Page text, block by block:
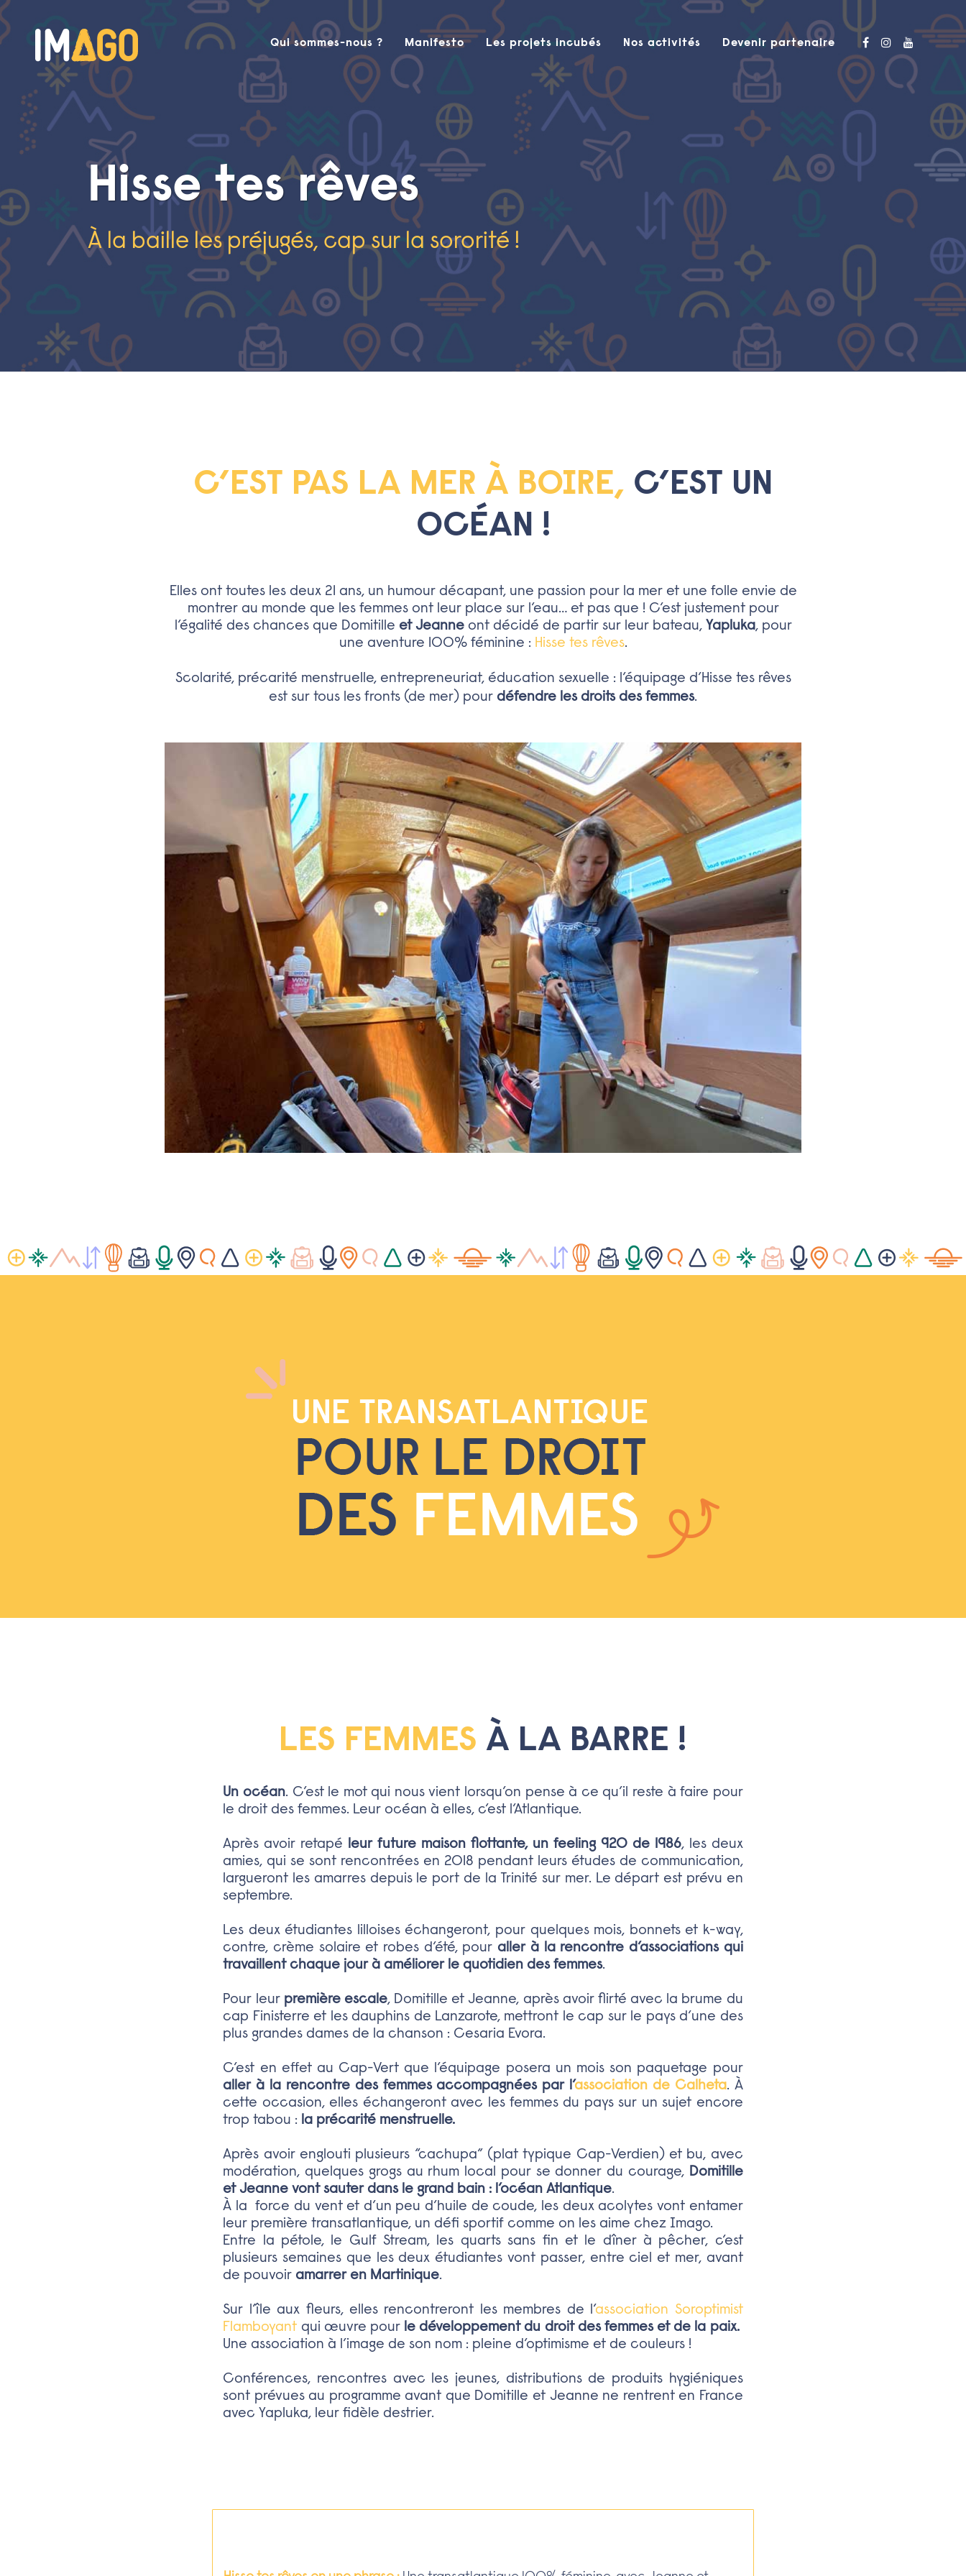
Qui sommes-nous ? Manifesto Les projets incubés Nos activités Devenir partenaire
Hisse tes rêves
À la baille les préjugés, cap sur la sororité !
C’EST PAS LA MER À BOIRE, C’EST UN
OCÉAN !
Elles ont toutes les deux 21 ans, un humour décapant, une passion pour la mer et une folle envie de
montrer au monde que les femmes ont leur place sur l’eau… et pas que ! C’est justement pour
l’égalité des chances que Domitille et Jeanneont décidé de partir sur leur bateau, Yapluka, pour
une aventure 100% féminine : Hisse tes rêves.
Scolarité, précarité menstruelle, entrepreneuriat, éducation sexuelle : l’équipage d’Hisse tes rêves
est sur tous les fronts (de mer) pour défendre les droits des femmes.
LES FEMMES À LA BARRE !
Un océan. C’est le mot qui nous vient lorsqu’on pense à ce qu’il reste à faire pour
le droit des femmes. Leur océan à elles, c’est l’Atlantique.
Après avoir retapé leur future maison flottante, un feeling 920 de 1986, les deux
amies, qui se sont rencontrées en 2018 pendant leurs études de communication,
largueront les amarres depuis le port de la Trinité sur mer. Le départ est prévu en
septembre.
Les deux étudiantes lilloises échangeront, pour quelques mois, bonnets et k-way,
contre, crème solaire et robes d’été, pour aller à la rencontre d’associations qui
travaillent chaque jour à améliorer le quotidien des femmes.
Pour leur première escale, Domitille et Jeanne, après avoir flirté avec la brume du
cap Finisterre et les dauphins de Lanzarote, mettront le cap sur le pays d’une des
plus grandes dames de la chanson : Cesaria Evora.
C’est en effet au Cap-Vert que l’équipage posera un mois son paquetage pour
aller à la rencontre des femmes accompagnées par l’association de Calheta. À
cette occasion, elles échangeront avec les femmes du pays sur un sujet encore
trop tabou : la précarité menstruelle.
Après avoir englouti plusieurs “cachupa” (plat typique Cap-Verdien) et bu, avec
modération, quelques grogs au rhum local pour se donner du courage,Domitille
et Jeanne vont sauter dans le grand bain : l’océan Atlantique.
À la force du vent et d’un peu d’huile de coude, les deux acolytes vont entamer
leur première transatlantique, un défi sportif comme on les aime chez Imago.
Entre la pétole, le Gulf Stream, les quarts sans fin et le dîner à pêcher, c’est
plusieurs semaines que les deux étudiantes vont passer, entre ciel et mer, avant
de pouvoir amarrer en Martinique.
Sur l’île aux fleurs, elles rencontreront les membres de l’association Soroptimist
Flamboyant qui œuvre pour le développement du droit des femmes et de la paix.
Une association à l’image de son nom : pleine d’optimisme et de couleurs !
Conférences, rencontres avec les jeunes, distributions de produits hygiéniques
sont prévues au programme avant que Domitille et Jeanne ne rentrent en France
avec Yapluka, leur fidèle destrier.